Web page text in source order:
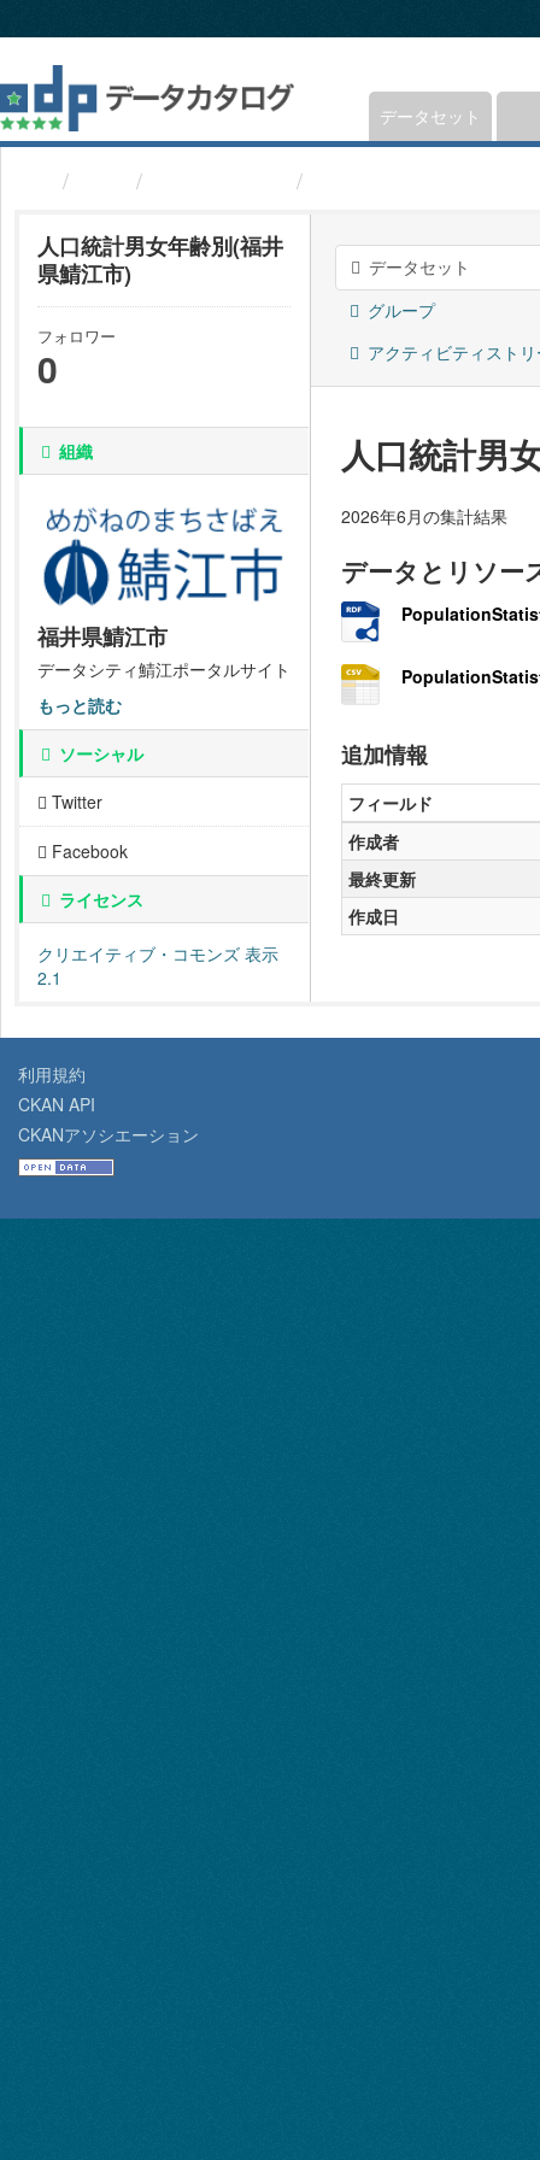
キ
プ
し
て
データセット
人口統計男女年齢別(福井
県鯖江市)
フォロワー
0
組織
福井県鯖江市
データシティ鯖江ポータルサイト
もっと読む
ソーシャル
Twitter
Facebook
ライセンス
クリエイティブ・コモンズ 表示
2.1
データセット
グループ
アクティビティスト
人口統計男
2026年6月の集計結果
データとリソー
追加情報
フィールド
作成者
最終更新
作成日
利用規約
CKAN API
CKANアソシエーション